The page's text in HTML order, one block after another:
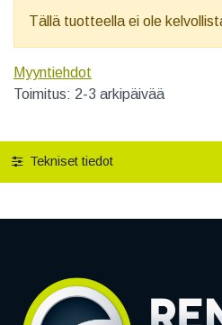
Tällä tuotteella ei ole
Myyntiehdot
Toimitus: 2-3 arkipäivää
Tekniset tiedot